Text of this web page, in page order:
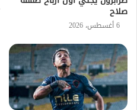
صلاح
6 أغسطس، 2026